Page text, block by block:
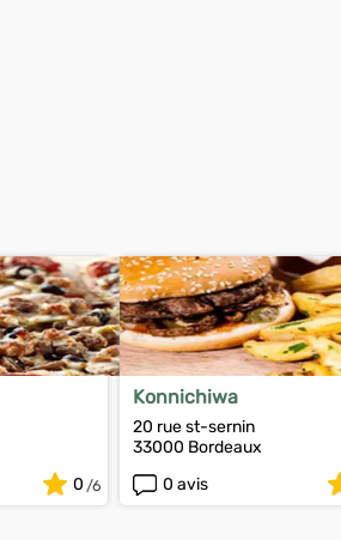
0
Konnichiwa
20 rue st-sernin
33000 Bordeaux
0 avis